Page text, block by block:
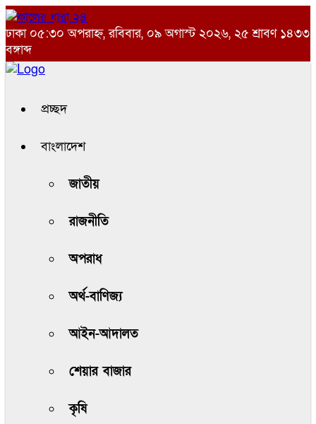
ঢাকা ০৫:৩০ অপরাহ্ন, রবিবার, ০৯ অগাস্ট ২০২৬, ২৫ শ্রাবণ ১৪৩৩
বঙ্গাব্দ
প্রচ্ছদ
বাংলাদেশ
জাতীয়
রাজনীতি
অপরাধ
অর্থ-বাণিজ্য
আইন-আদালত
শেয়ার বাজার
কৃষি